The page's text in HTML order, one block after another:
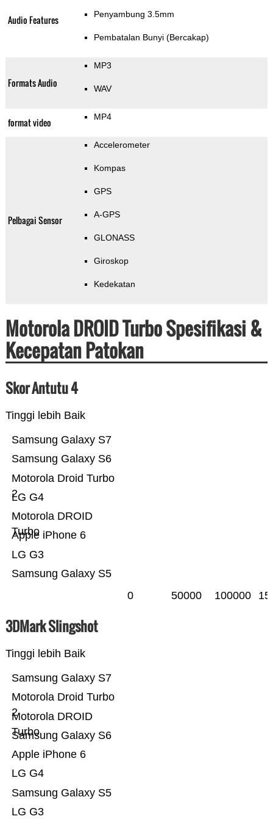
Audio Features Penyambung 3.5mm
Pembatalan Bunyi (Bercakap)
Formats Audio
MP3
WAV
format video MP4
Pelbagai Sensor
Accelerometer
Kompas
GPS
A-GPS
GLONASS
Giroskop
Kedekatan
Motorola DROID Turbo Spesifikasi &
Kecepatan Patokan
Skor Antutu 4
Tinggi lebih Baik
Samsung Galaxy S5
LG G3
Apple iPhone 6
Motorola DROID
Turbo
LG G4
Motorola Droid Turbo
2
Samsung Galaxy S6
Samsung Galaxy S7
0 50000 100000
3DMark Slingshot
Tinggi lebih Baik
LG G3
Samsung Galaxy S5
LG G4
Apple iPhone 6
Samsung Galaxy S6
Motorola DROID
Turbo
Motorola Droid Turbo
2
Samsung Galaxy S7